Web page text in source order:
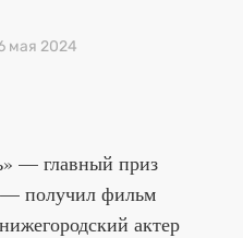
мая 2024
— главный приз
— получил фильм
актер